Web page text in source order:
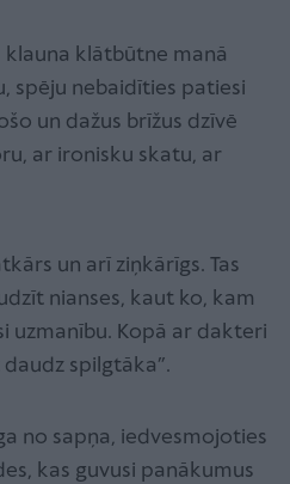
klātbūtne manā
spēju nebaidīties patiesi
un dažus brīžus dzīvē
ar ironisku skatu, ar
un arī ziņkārīgs. Tas
nianses, kaut ko, kam
uzmanību. Kopā ar dakteri
spilgtāka”.
no sapņa, iedvesmojoties
kas guvusi panākumus